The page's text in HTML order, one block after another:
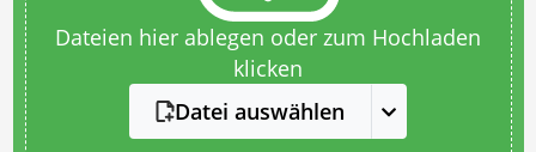
Dateien hier ablegen oder zum Hochladen
klicken
Datei auswählen